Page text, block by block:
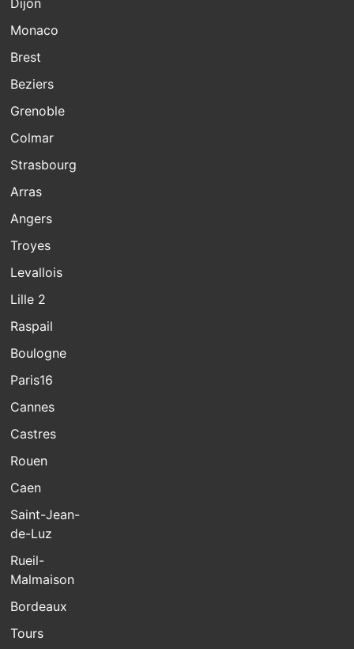
Monaco
Brest
Beziers
Grenoble
Colmar
Strasbourg
Arras
Angers
Troyes
Levallois
Lille 2
Raspail
Boulogne
Paris16
Cannes
Castres
Rouen
Caen
Saint-Jean-
de-Luz
Rueil-
Malmaison
Bordeaux
Tours